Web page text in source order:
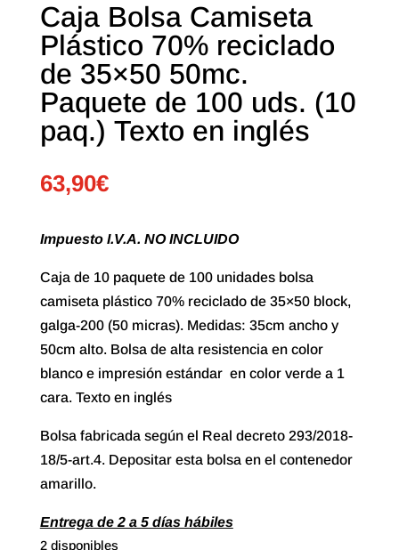
Caja Bolsa Camiseta
Plástico 70% reciclado
de 35×50 50mc.
Paquete de 100 uds. (10
paq.) Texto en inglés
63,90€
Impuesto I.V.A. NO INCLUIDO
Caja de 10 paquete de 100 unidades bolsa
camiseta plástico 70% reciclado de 35×50 block,
galga-200 (50 micras). Medidas: 35cm ancho y
50cm alto. Bolsa de alta resistencia en color
blanco e impresión estándar en color verde a 1
cara. Texto en inglés
Bolsa fabricada según el Real decreto 293/2018-
18/5-art.4. Depositar esta bolsa en el contenedor
amarillo.
Entrega de 2 a 5 días hábiles
2 disponibles